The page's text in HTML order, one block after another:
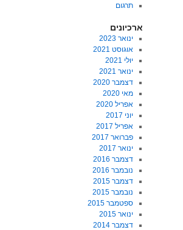
תרגום
ארכיונים
ינואר 2023
אוגוסט 2021
יולי 2021
ינואר 2021
דצמבר 2020
מאי 2020
אפריל 2020
יוני 2017
אפריל 2017
פברואר 2017
ינואר 2017
דצמבר 2016
נובמבר 2016
דצמבר 2015
נובמבר 2015
ספטמבר 2015
ינואר 2015
דצמבר 2014